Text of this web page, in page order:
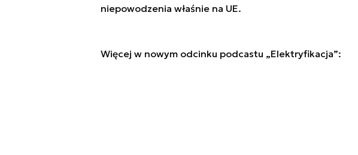
niepowodzenia właśnie na UE.
Więcej w nowym odcinku podcastu „Elektryfikacja”: